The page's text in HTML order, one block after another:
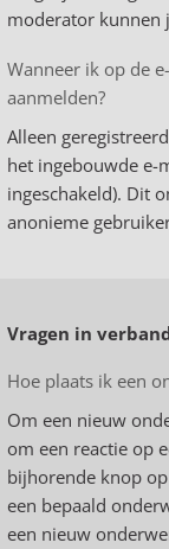
moderator kunnen
Wanneer ik op de
aanmelden?
Alleen
het ingebouwde e-
ingeschakeld). Dit
anonieme
Vragen in
Hoe plaats ik een
Om een nieuw
om een reactie op
bijhorende knop
een bepaald
een nieuw